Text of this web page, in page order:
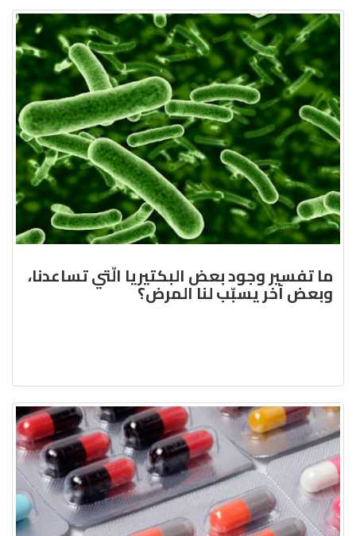
ما تفسير وجود بعض البكتيريا الّتي تساعدنا،
وبعض آخر يسبّب لنا المرض؟